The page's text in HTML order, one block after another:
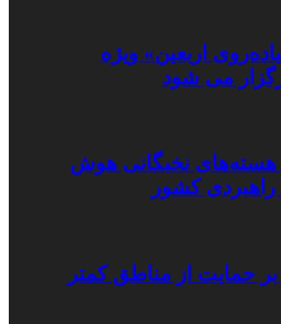
اربعین» ویژه
می شود
هسته‌های نخبگانی هوش
حمایت از مناطق کمتر